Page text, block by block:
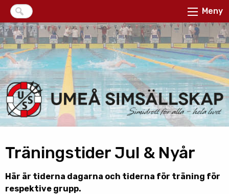
Meny
Träningstider Jul & Nyår
Här är tiderna dagarna och tiderna för träning för
respektive grupp.